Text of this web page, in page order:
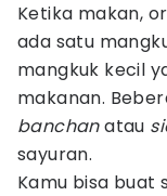
Ketika makan,
ada satu
mangkuk kecil
makanan.
banchanatau
sayuran.
Kamu bisa buat